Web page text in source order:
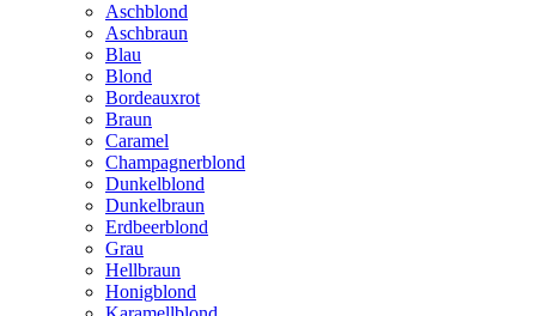
Aschblond
Aschbraun
Blau
Blond
Bordeauxrot
Braun
Caramel
Champagnerblond
Dunkelblond
Dunkelbraun
Erdbeerblond
Grau
Hellbraun
Honigblond